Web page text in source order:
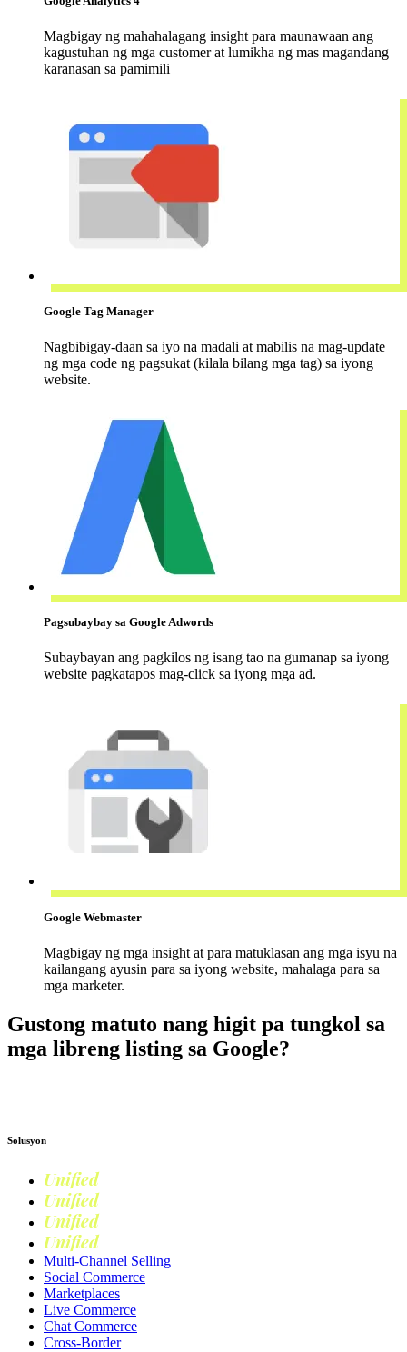
Magbigay ng mahahalagang insight para maunawaan ang
kagustuhan ng mga customer at lumikha ng mas magandang
karanasan sa pamimili
Google Tag Manager
Nagbibigay-daan sa iyo na madali at mabilis na mag-update
ng mga code ng pagsukat (kilala bilang mga tag) sa iyong
website.
Pagsubaybay sa Google Adwords
Subaybayan ang pagkilos ng isang tao na gumanap sa iyong
website pagkatapos mag-click sa iyong mga ad.
Google Webmaster
Magbigay ng mga insight at para matuklasan ang mga isyu na
kailangang ayusin para sa iyong website, mahalaga para sa
mga marketer.
Gustong matuto nang higit pa tungkol sa
mga libreng listing sa Google?
Solusyon
Unified
Unified
Unified
Unified
Multi-Channel Selling
Social Commerce
Marketplaces
Live Commerce
Chat Commerce
Cross-Border